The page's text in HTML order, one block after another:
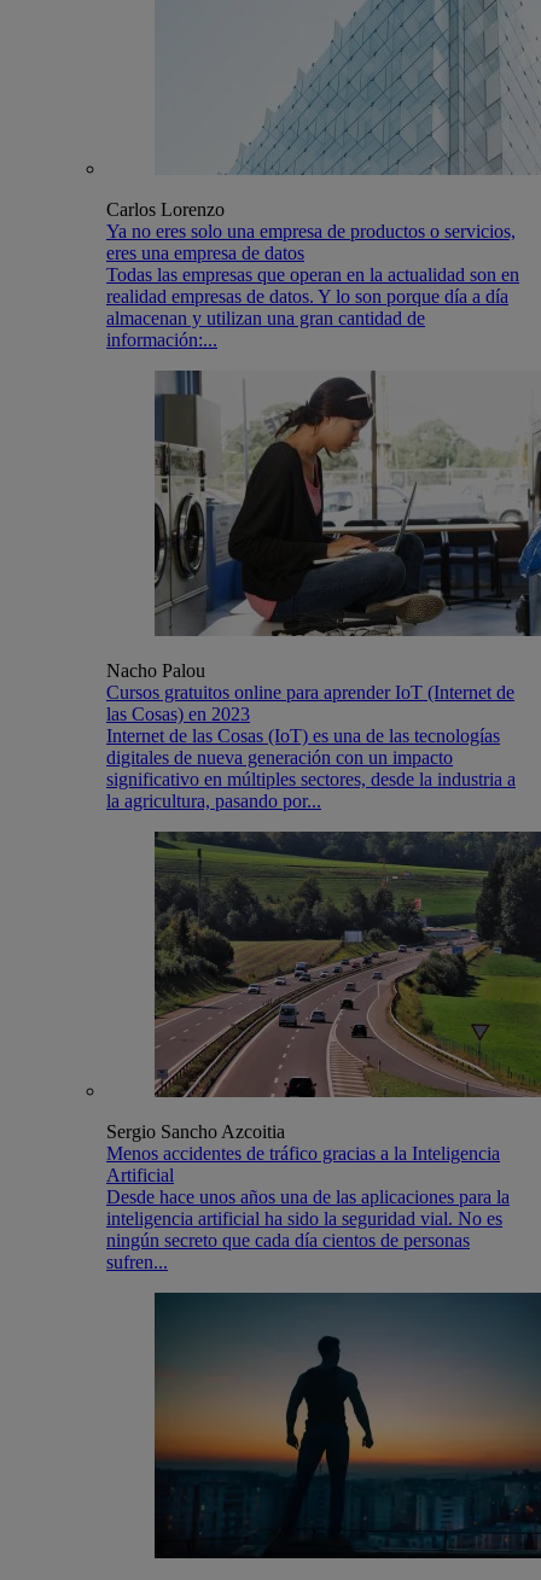
Carlos Lorenzo
Ya no eres solo una empresa de productos o servicios,
eres una empresa de datos
Todas las empresas que operan en la actualidad son en
realidad empresas de datos. Y lo son porque día a día
almacenan y utilizan una gran cantidad de
información:...
Nacho Palou
Cursos gratuitos online para aprender IoT (Internet de
las Cosas) en 2023
Internet de las Cosas (IoT) es una de las tecnologías
digitales de nueva generación con un impacto
significativo en múltiples sectores, desde la industria a
la agricultura, pasando por...
Sergio Sancho Azcoitia
Menos accidentes de tráfico gracias a la Inteligencia
Artificial
Desde hace unos años una de las aplicaciones para la
inteligencia artificial ha sido la seguridad vial. No es
ningún secreto que cada día cientos de personas
sufren...